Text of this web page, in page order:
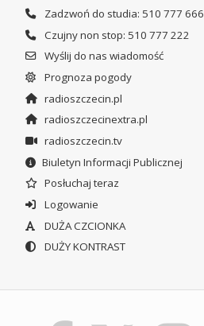
Zadzwoń do studia: 510 777 666
Czujny non stop: 510 777 222
Wyślij do nas wiadomość
Prognoza pogody
radioszczecin.pl
radioszczecinextra.pl
radioszczecin.tv
Biuletyn Informacji Publicznej
Posłuchaj teraz
Logowanie
DUŻA CZCIONKA
DUŻY KONTRAST